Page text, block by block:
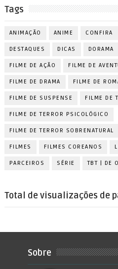
Tags
ANIMAÇÃO ANIME CONFIRA
DESTAQUES DICAS DORAMA
FILME DE AÇÃO FILME DE
FILME DE DRAMA FILME DE
FILME DE SUSPENSE FILME DE
FILME DE TERROR PSICOLÓGICO
FILME DE TERROR SOBRENATURAL
FILMES FILMES COREANOS
PARCEIROS SÉRIE TBT | DE
Total de visualizações de
Sobre